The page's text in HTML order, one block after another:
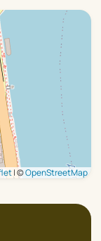
|©OpenStreetMap